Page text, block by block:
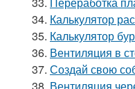
34. Калькулятор
35. Калькулятор
36. Вентиляция в
37. Создай свою